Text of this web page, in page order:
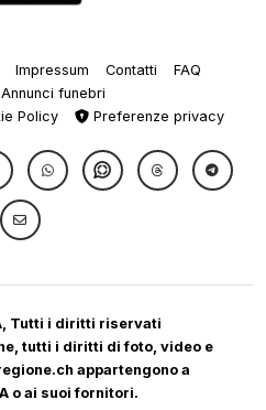
Impressum Contatti
FAQ
Annunci funebri
Policy Preferenze privacy
Tutti i diritti riservati
tutti i diritti di foto, video e
appartengono a
o ai suoi fornitori.